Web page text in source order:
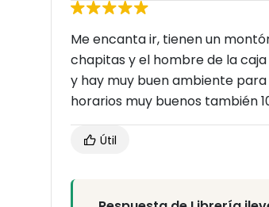
Me encanta ir, tienen un
chapitas y el hombre de la
y hay muy buen ambiente
horarios muy buenos también
Útil